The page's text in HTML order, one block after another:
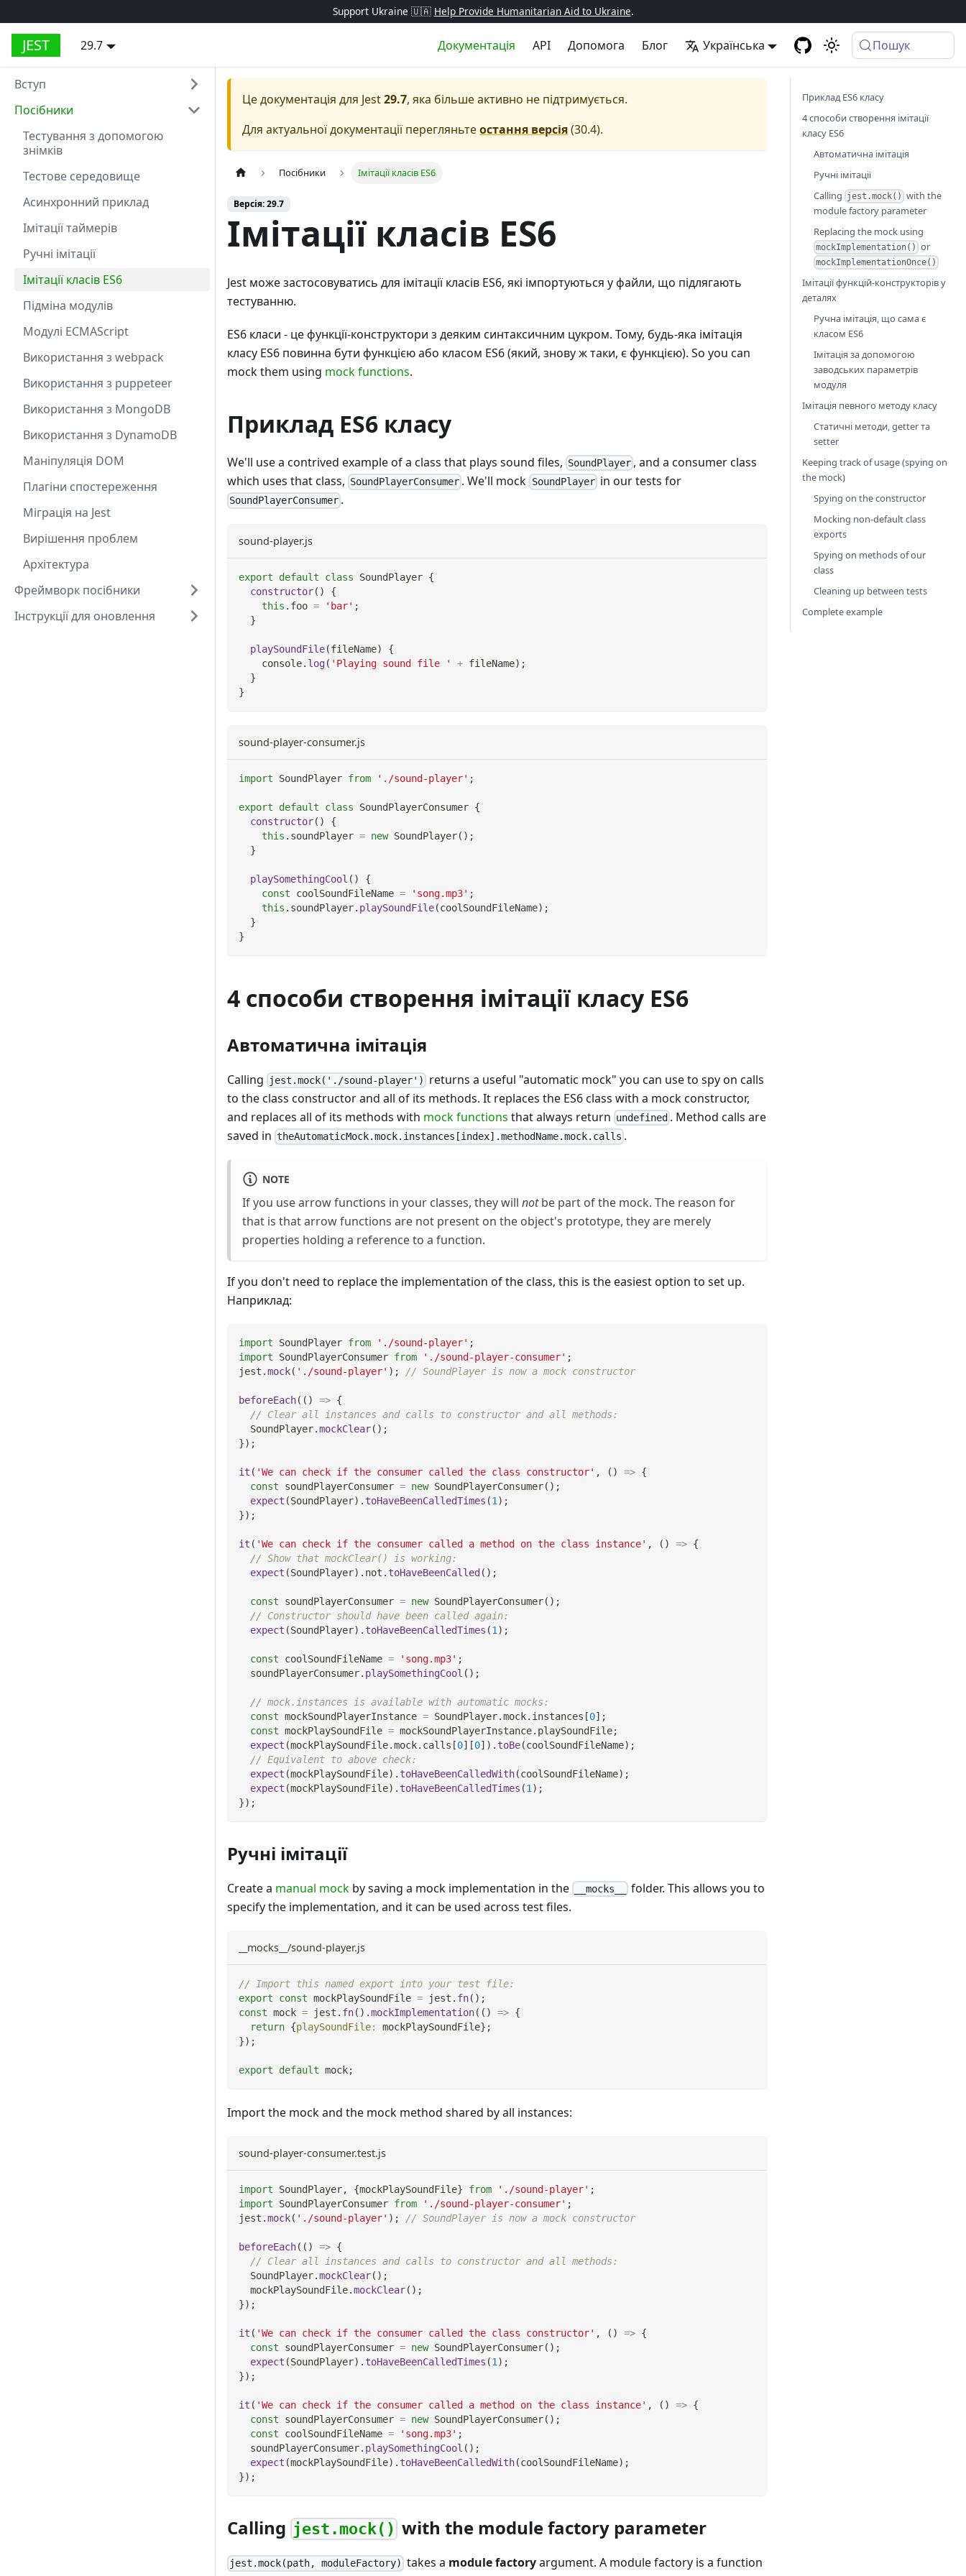
Support Ukraine 🇺🇦 Help Provide Humanitarian Aid to Ukraine.
JEST 29.7 Документація API Допомога Блог Українська Пошук
Вступ
Посібники
Тестування з допомогою
знімків
Тестове середовище
Асинхронний приклад
Імітації таймерів
Ручні імітації
Імітації класів ES6
Підміна модулів
Модулі ECMAScript
Використання з webpack
Використання з puppeteer
Використання з MongoDB
Використання з DynamoDB
Маніпуляція DOM
Плагіни спостереження
Міграція на Jest
Вирішення проблем
Архітектура
Фреймворк посібники
Інструкції для оновлення
Це документація для Jest29.7, яка більше активно не підтримується.
Для актуальної документації перегляньтеостання версія(30.4).
Посібники Імітації класів ES6
Версія: 29.7
Імітації класів ES6
Jest може застосовуватись для імітації класів ES6, які імпортуються у файли, що підлягають
тестуванню.
ES6 класи - це функції-конструктори з деяким синтаксичним цукром. Тому, будь-яка імітація
класу ES6 повинна бути функцією або класом ES6 (який, знову ж таки, є функцією). So you can
mock them using mock functions.
Приклад ES6 класу
We'll use a contrived example of a class that plays sound files, SoundPlayer , and a consumer class
which uses that class, SoundPlayerConsumer . We'll mock SoundPlayerin our tests for
SoundPlayerConsumer .
sound-player.js
export default class SoundPlayer {
constructor( )
{
this . foo = 'bar' ;
}
playSoundFile(fileName)
{
console. log( 'Playing sound file ' + fileName) ;
}
}
sound-player-consumer.js
import SoundPlayer from './sound-player' ;
export default class SoundPlayerConsumer {
constructor( )
{
this . soundPlayer = new SoundPlayer( ) ;
}
playSomethingCool ( )
{
const coolSoundFileName = 'song.mp3' ;
this . soundPlayer. playSoundFile(coolSoundFileName) ;
}
}
4 способи створення імітації класу ES6
Автоматична імітація
Calling jest.mock('./sound-player')
returns a useful "automatic mock" you can use to spy on calls
to the class constructor and all of its methods. It replaces the ES6 class with a mock constructor,
and replaces all of its methods with mock functions that always return undefined . Method calls are
saved in theAutomaticMock.mock.instances[index].methodName.mock.calls .
NOTE
If you use arrow functions in your classes, they will notbe part of the mock. The reason for
that is that arrow functions are not present on the object's prototype, they are merely
properties holding a reference to a function.
If you don't need to replace the implementation of the class, this is the easiest option to set up.
Наприклад:
import SoundPlayer from './sound-player' ;
import
SoundPlayerConsumer from './sound-player-consumer' ;
jest .mock( './sound-player' ) ; // SoundPlayer is now a mock constructor
beforeEach( ( ) => {
// Clear all instances and calls to constructor and all methods:
SoundPlayer.mockClear( ) ;
}) ;
it ( 'We can check if the consumer called the class constructor' , ( ) => {
const soundPlayerConsumer = new SoundPlayerConsumer( ) ;
expect (SoundPlayer) . toHaveBeenCalledTimes (1 ) ;
}) ;
it ( 'We can check if the consumer called a method on the class instance' , ( ) => {
// Show that mockClear() is working:
expect (SoundPlayer) . not . toHaveBeenCalled( ) ;
const soundPlayerConsumer = new SoundPlayerConsumer( ) ;
// Constructor should have been called again:
expect (SoundPlayer) . toHaveBeenCalledTimes (1 ) ;
const coolSoundFileName = 'song.mp3' ;
  soundPlayerConsumer
. playSomethingCool ( ) ;
// mock.instances is available with automatic mocks:
const mockSoundPlayerInstance = SoundPlayer.mock. instances [0] ;
const mockPlaySoundFile = mockSoundPlayerInstance. playSoundFile;
expect (mockPlaySoundFile.mock. calls [0] [0] ) . toBe(coolSoundFileName) ;
// Equivalent to above check:
expect (mockPlaySoundFile) . toHaveBeenCalledWith(coolSoundFileName) ;
expect (mockPlaySoundFile) . toHaveBeenCalledTimes (1 ) ;
}) ;
Ручні імітації
Create a manual mock by saving a mock implementation in the __mocks__
folder. This allows you to
specify the implementation, and it can be used across test files.
__mocks__/sound-player.js
// Import this named export into your test file:
export
const mockPlaySoundFile = jest . fn( ) ;
const mock = jest . fn( ) .mockImplementation( ( ) => {
return {playSoundFile: mockPlaySoundFile} ;
}) ;
export default mock;
Import the mock and the mock method shared by all instances:
sound-player-consumer.test.js
import SoundPlayer, {mockPlaySoundFile} from './sound-player' ;
import
SoundPlayerConsumer from './sound-player-consumer' ;
jest .mock( './sound-player' ) ; // SoundPlayer is now a mock constructor
beforeEach( ( ) => {
// Clear all instances and calls to constructor and all methods:
SoundPlayer.mockClear( ) ;
  mockPlaySoundFile
.mockClear( ) ;
}) ;
it ( 'We can check if the consumer called the class constructor' , ( ) => {
const soundPlayerConsumer = new SoundPlayerConsumer( ) ;
expect (SoundPlayer) . toHaveBeenCalledTimes (1 ) ;
}) ;
it ( 'We can check if the consumer called a method on the class instance' , ( ) => {
const soundPlayerConsumer = new SoundPlayerConsumer( ) ;
const coolSoundFileName = 'song.mp3' ;
  soundPlayerConsumer
. playSomethingCool ( ) ;
expect (mockPlaySoundFile) . toHaveBeenCalledWith(coolSoundFileName) ;
}) ;
Calling jest.mock() with the module factory parameter
jest.mock(path, moduleFactory) takes a module factoryargument. A module factory is a function
Приклад ES6 класу
4 способи створення імітації
класу ES6
Автоматична імітація
Ручні імітації
Calling jest.mock() with the
module factory parameter
Replacing the mock using
mockImplementation() or
mockImplementationOnce()
Імітації функцій-конструкторів у
деталях
Ручна імітація, що сама є
класом ES6
Імітація за допомогою
заводських параметрів
модуля
Імітація певного методу класу
Статичні методи, getter та
setter
Keeping track of usage (spying on
the mock)
Spying on the constructor
Mocking non-default class
exports
Spying on methods of our
class
Cleaning up between tests
Complete example